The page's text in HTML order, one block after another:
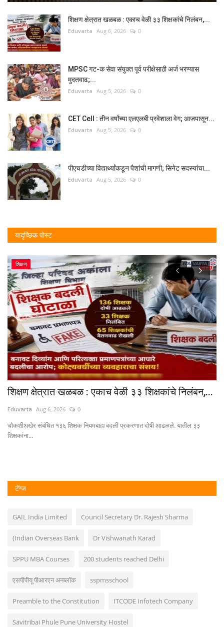
शिक्षण क्षेत्रात खळबळ : एकाच वेळी ३३ शिक्षकांचे निलंबन,...
Eduvarta Aug 6, 2026 0
MPSC गट-क सेवा संयुक्त पूर्व परीक्षेसाठी अर्ज भरण्यास
मुदतवाढ;...
Eduvarta Aug 5, 2026 0
CET Cell : तीन वर्षांच्या एलएलबी प्रवेशाला वेग; आजपासून...
Eduvarta Aug 5, 2026 0
पीएचडीच्या विद्यार्थ्यांकडून पैशांची मागणी; सिनेट सदस्यांचा...
Eduvarta Aug 5, 2026 0
यादृच्छिक पोस्ट
शिक्षण
शिक्षण क्षेत्रात खळबळ : एकाच वेळी ३३ शिक्षकांचे निलंबन,...
Eduvarta Aug 6, 2026 0
चौकशीअखेर संबंधित १३६ शिक्षक नियमबाह्य बदली प्रकरणात दोषी आढळले. यातील ३३
शिक्षकांना...
टॅग्ज
GAIL India Limited Council Secretary Dr. Rajesh Sharma
(Indian Overseas Bank Dr Vishwanath Karad
SPPU MBA Courses 200 students reached Delhi
एसपीपीयू पीआरएन अनब्लॉक sspmsschool
Preamble to the Constitution ITCODE Infotech Company
Savitribai Phule Pune University Hostel